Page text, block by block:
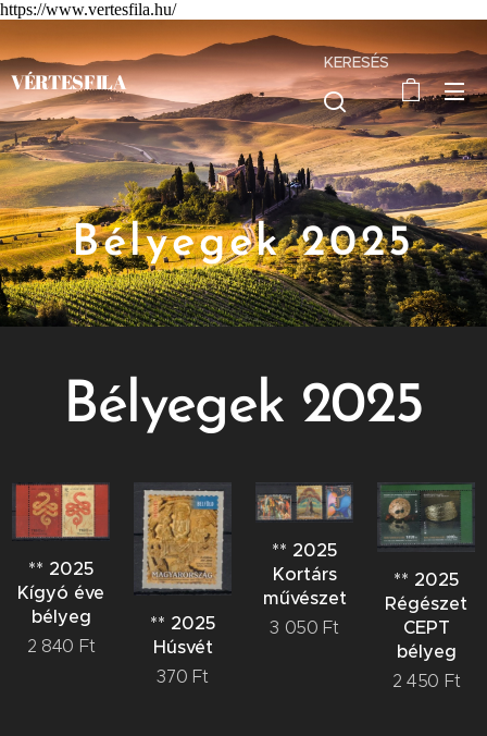
https://www.vertesfila.hu/
VÉRTESFILA
KERESÉS
Bélyegek 2025
Bélyegek 2025
** 2025
Kígyó éve
bélyeg
2 840 Ft
** 2025
Húsvét
370 Ft
** 2025
Kortárs
művészet
3 050 Ft
** 2025
Régészet
CEPT
bélyeg
2 450 Ft